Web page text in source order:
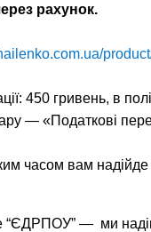
рахунок.
450 гривень, в
— «Податкові
часом вам
“ЄДРПОУ” — ми